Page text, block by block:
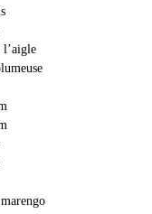
l’aigle